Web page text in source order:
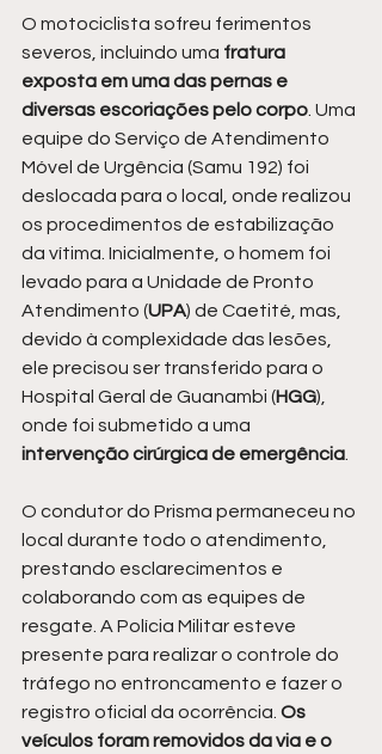
O motociclista sofreu ferimentos
severos, incluindo uma fratura
exposta em uma das pernas e
diversas escoriações pelo corpo . Uma
equipe do Serviço de Atendimento
Móvel de Urgência (Samu 192) foi
deslocada para o local, onde realizou
os procedimentos de estabilização
da vítima. Inicialmente, o homem foi
levado para a Unidade de Pronto
Atendimento (UPA) de Caetité, mas,
devido à complexidade das lesões,
ele precisou ser transferido para o
Hospital Geral de Guanambi (HGG),
onde foi submetido a uma
intervenção cirúrgica de emergência
O condutor do Prisma permaneceu no
local durante todo o atendimento,
prestando esclarecimentos e
colaborando com as equipes de
resgate. A Polícia Militar esteve
presente para realizar o controle do
tráfego no entroncamento e fazer o
registro oficial da ocorrência. Os
veículos foram removidos da via e o